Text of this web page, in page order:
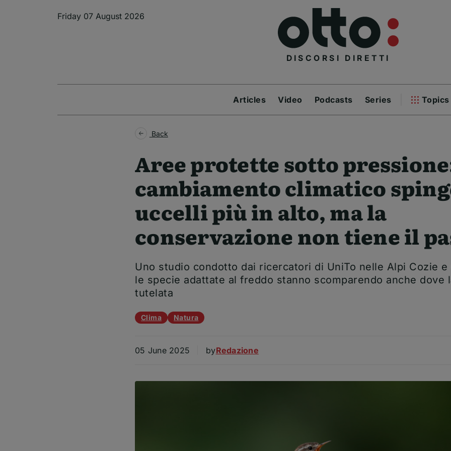
Friday 07 August 2026
DISCORSI DIRETTI
Articles Video Podcasts Series Topics
Back
Aree protette sotto
cambiamento climatico
uccelli più in alto, ma la
conservazione non tiene il
Uno studio condotto dai ricercatori di UniTo nelle Alpi Cozie e
le specie adattate al freddo stanno scomparendo anche dove
tutelata
Clima Natura
05 June 2025 Article
byRedazione